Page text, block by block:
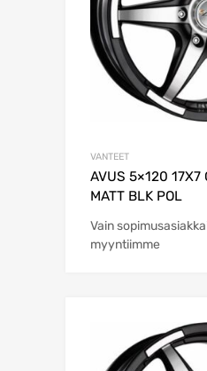
VANTEET
AVUS 5×120 17X7
MATT BLK POL
Vain
myyntiimme